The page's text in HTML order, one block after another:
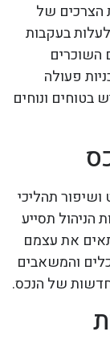
הצרכים של
בעקבות
השוכרים
פעולה
בטוחים ונוחים
תהליכי
תסייע
את עצמם
והמשאבים
של הנכס.